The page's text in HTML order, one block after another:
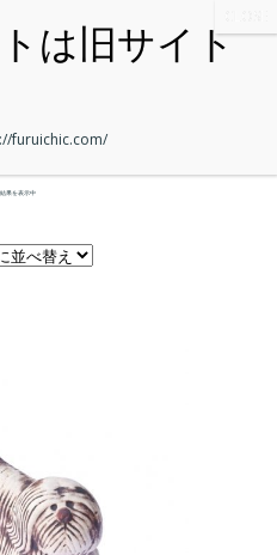
果を表示中
furuichic.com/